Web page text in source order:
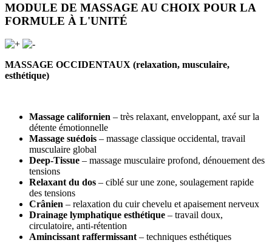
MODULE DE MASSAGE AU CHOIX POUR LA
FORMULE À L'UNITÉ
MASSAGE OCCIDENTAUX (relaxation, musculaire,
esthétique)
Massage californien – très relaxant, enveloppant, axé sur la
détente émotionnelle
Massage suédois – massage classique occidental, travail
musculaire global
Deep-Tissue – massage musculaire profond, dénouement des
tensions
Relaxant du dos – ciblé sur une zone, soulagement rapide
des tensions
Crânien – relaxation du cuir chevelu et apaisement nerveux
Drainage lymphatique esthétique – travail doux,
circulatoire, anti-rétention
Amincissant raffermissant – techniques esthétiques